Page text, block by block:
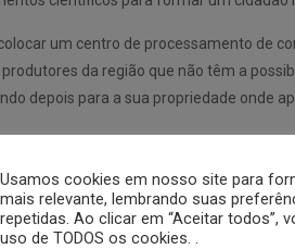
um centro de processamento de
da região que não têm a
depois para a sua propriedade onde
Usamos cookies em nosso site para
mais relevante, lembrando suas
repetidas. Ao clicar em “Aceitar todos”,
uso de TODOS os cookies. .